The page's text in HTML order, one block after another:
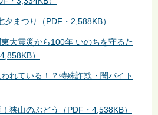
まつり（PDF・2,588KB）
大震災から100年 いのちを守るた
）
れている！？特殊詐欺・闇バイト
狭山のぶどう（PDF・4,538KB）